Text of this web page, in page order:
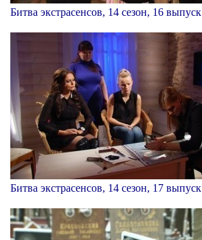
Битва экстрасенсов, 14 сезон, 16 выпуск
Битва экстрасенсов, 14 сезон, 17 выпуск